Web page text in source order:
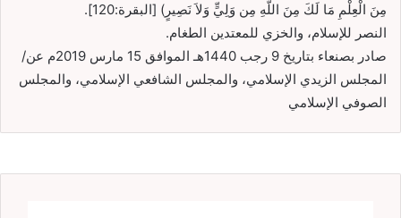
مِنَ الْعِلْمِ مَا لَكَ مِنَ اللّهِ مِن وَلِيٍّ وَلاَ نَصِيرٍ) [البقرة:120].
النصر للإسلام، والخزي للمعتدين الطغام.
صادر بصنعاء بتاريخ 9 رجب 1440هـ الموافق 15 مارس 2019م عن/
المجلس الزيدي الإسلامي، والمجلس الشافعي الإسلامي، والمجلس
الصوفي الإسلامي